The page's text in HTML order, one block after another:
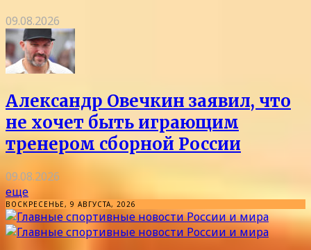
09.08.2026
Александр Овечкин заявил, что
не хочет быть играющим
тренером сборной России
09.08.2026
еще
ВОСКРЕСЕНЬЕ, 9 АВГУСТА, 2026